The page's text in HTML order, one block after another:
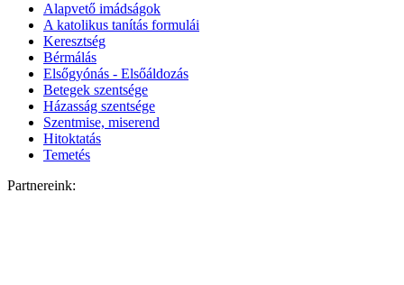
Alapvető imádságok
A katolikus tanítás formulái
Keresztség
Bérmálás
Elsőgyónás - Elsőáldozás
Betegek szentsége
Házasság szentsége
Szentmise, miserend
Hitoktatás
Temetés
Partnereink: